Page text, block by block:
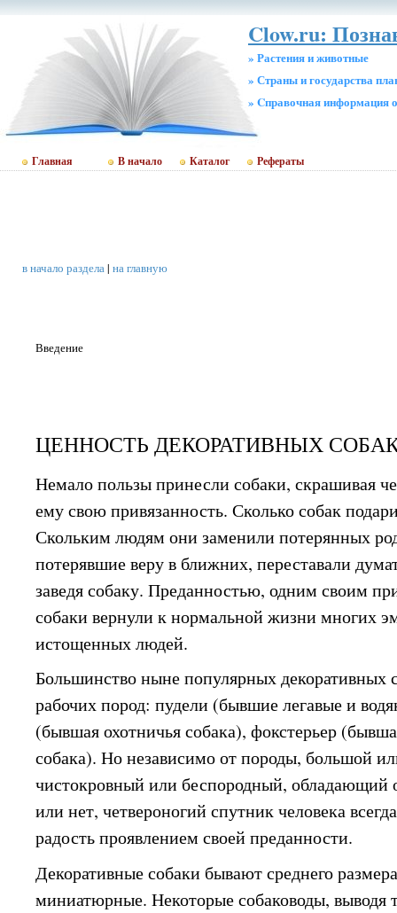
Clow.ru:
» Растения и животные
» Страны и государства
» Cправочная информация
Главная В начало Каталог Рефераты
в начало раздела| на главную
Введение
ЦЕННОСТЬ ДЕКОРАТИВНЫХ
Немало пользы принесли собаки, скрашивая
ему свою привязанность. Сколько собак
Скольким людям они заменили потерянных
потерявшие веру в ближних, переставали
заведя собаку. Преданностью, одним своим
собаки вернули к нормальной жизни многих
истощенных людей.
Большинство ныне популярных декоративных
рабочих пород: пудели (бывшие легавые и
(бывшая охотничья собака), фокстерьер
собака). Но независимо от породы, большой
чистокровный или беспородный, обладающий
или нет, четвероногий спутник человека
радость проявлением своей преданности.
Декоративные собаки бывают среднего
миниатюрные. Некоторые собаководы, выводя